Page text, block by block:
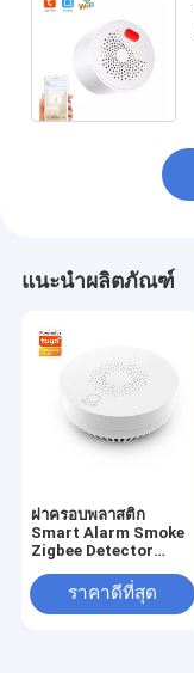
แนะนำผลิตภัณฑ์
ฝาครอบพลาสติก
Smart Alarm Smoke
Zigbee Detector
Household Sensor
ราคาดีที่สุด